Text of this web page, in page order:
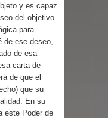
y es capaz
del objetivo.
para
de ese deseo,
de esa
carta de
de que el
que su
En su
este Poder de